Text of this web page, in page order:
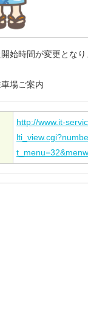
始時間が変更となり
場ご案内
http://www.it-